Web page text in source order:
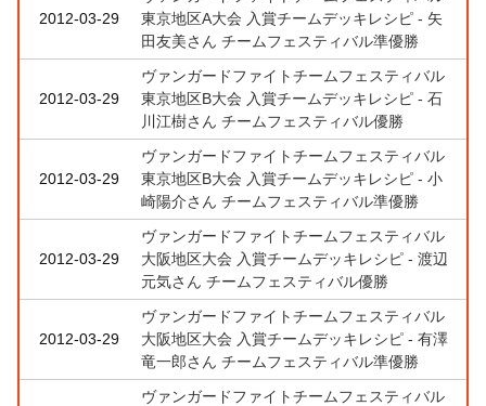
2012-03-29
東京地区A大会 入賞チームデッキレシピ - 矢
田友美さん チームフェスティバル準優勝
2012-03-29
ヴァンガードファイトチームフェスティバル
東京地区B大会 入賞チームデッキレシピ - 石
川江樹さん チームフェスティバル優勝
2012-03-29
ヴァンガードファイトチームフェスティバル
東京地区B大会 入賞チームデッキレシピ - 小
崎陽介さん チームフェスティバル準優勝
2012-03-29
ヴァンガードファイトチームフェスティバル
大阪地区大会 入賞チームデッキレシピ - 渡辺
元気さん チームフェスティバル優勝
2012-03-29
ヴァンガードファイトチームフェスティバル
大阪地区大会 入賞チームデッキレシピ - 有澤
竜一郎さん チームフェスティバル準優勝
ヴァンガードファイトチームフェスティバル